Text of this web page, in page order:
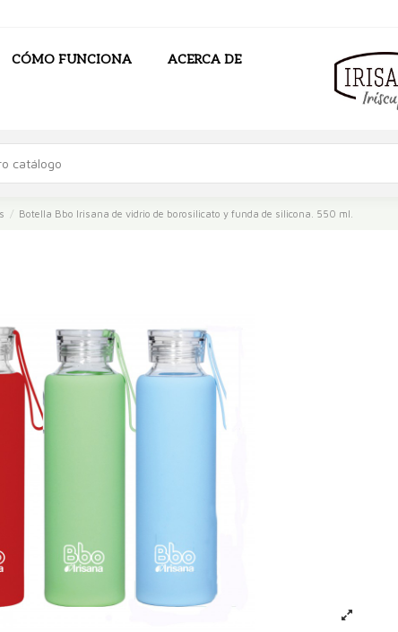
CÓMO FUNCIONA ACERCA DE
Botella Bbo Irisana de vidrio de borosilicato y funda de silicona. 550 ml.